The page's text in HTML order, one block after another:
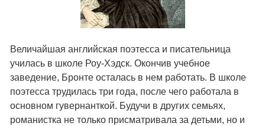
Величайшая английская поэтесса и писательница
училась в школе Роу-Хэдск. Окончив учебное
заведение, Бронте осталась в нем работать. В школе
поэтесса трудилась три года, после чего работала в
основном гувернанткой. Будучи в других семьях,
романистка не только присматривала за детьми, но и